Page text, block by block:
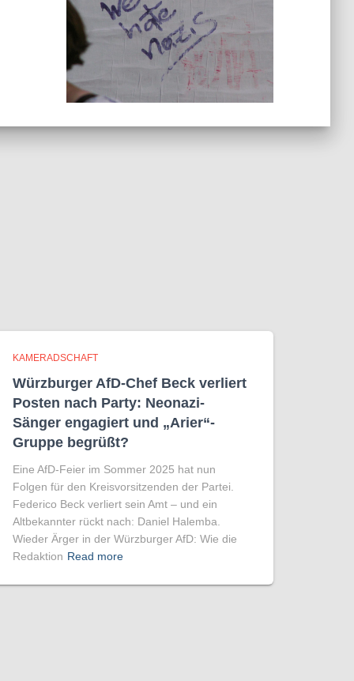
KAMERADSCHAFT
Würzburger AfD-Chef Beck verliert
Posten nach Party: Neonazi-
Sänger engagiert und „Arier“-
Gruppe begrüßt?
Eine AfD-Feier im Sommer 2025 hat nun
Folgen für den Kreisvorsitzenden der Partei.
Federico Beck verliert sein Amt – und ein
Altbekannter rückt nach: Daniel Halemba.
Wieder Ärger in der Würzburger AfD: Wie die
Redaktion Read more